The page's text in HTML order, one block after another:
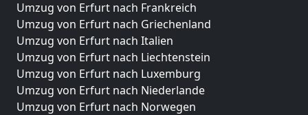
Umzug von Erfurt nach Frankreich
Umzug von Erfurt nach Griechenland
Umzug von Erfurt nach Italien
Umzug von Erfurt nach Liechtenstein
Umzug von Erfurt nach Luxemburg
Umzug von Erfurt nach Niederlande
Umzug von Erfurt nach Norwegen